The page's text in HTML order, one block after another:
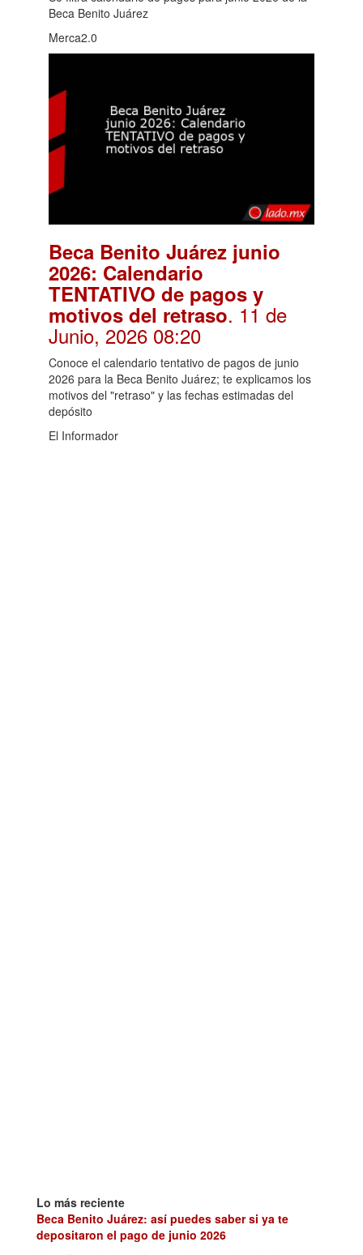
Beca Benito Juárez
Merca2.0
Beca Benito Juárez junio
2026: Calendario
TENTATIVO de pagos y
motivos del retraso. 11 de
Junio, 2026 08:20
Conoce el calendario tentativo de pagos de junio
2026 para la Beca Benito Juárez; te explicamos los
motivos del "retraso" y las fechas estimadas del
depósito
El Informador
Lo más reciente
Beca Benito Juárez: así puedes saber si ya te
depositaron el pago de junio 2026